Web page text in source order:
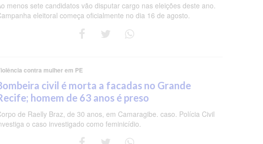
menos sete candidatos vão disputar cargo nas eleições deste ano.
eleitoral começa oficialmente no dia 16 de agosto.
contra mulher em PE
civil é morta a facadas no Grande
homem de 63 anos é preso
de Raelly Braz, de 30 anos, em Camaragibe. caso. Polícia Civil
o caso investigado como feminicídio.